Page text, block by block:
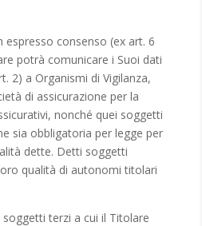
espresso consenso (ex art. 6
potrà comunicare i Suoi dati
2) a Organismi di Vigilanza,
di assicurazione per la
nonché quei soggetti
sia obbligatoria per legge per
dette. Detti soggetti
qualità di autonomi titolari
soggetti terzi a cui il Titolare